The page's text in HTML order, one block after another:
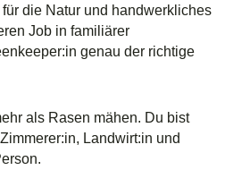
die Natur und handwerkliches
Job in familiärer
genau der richtige
als Rasen mähen. Du bist
Landwirt:in und